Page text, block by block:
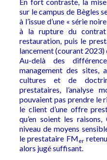
sur le campus de Bègles
à l’issue d’une « série
à la rupture du
restauration, puis le
lancement (courant 2023)
Au-delà des
management des sites,
cultures et de
prestataires, l’analyse
pouvaient pas prendre le
le client d’une offre
qu’en soient les
niveau de moyens
le prestataire FMer
alors jugé suffisant.